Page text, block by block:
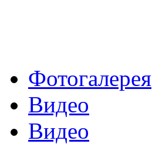
Фотогалерея
Видео
Видео